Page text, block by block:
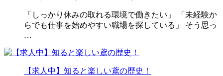
「しっかり休みの取れる環境で働きたい」 「未経験か
らでも仕事を始めやすい職場を探している」 そう思っ
…
【求人中】知ると楽しい鳶の歴史！